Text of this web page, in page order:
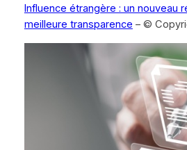
Influence étrangère : un nouveau
meilleure transparence – ©